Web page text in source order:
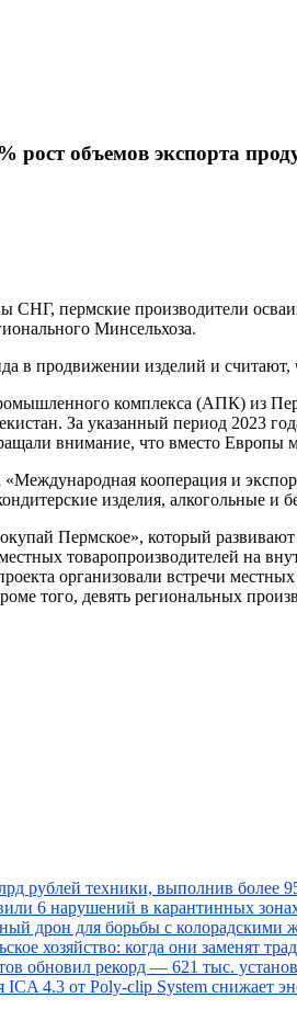
рост объемов экспорта
СНГ, пермские производители
Минсельхоза.
в продвижении изделий и
комплекса (АПК) из
За указанный период 2023
внимание, что вместо Европы
кооперация и
изделия, алкогольные и
Пермское», который
товаропроизводителей на
организовали встречи
того, девять региональных
рублей техники, выполнив более
6 нарушений в карантинных
дрон для борьбы с колорадскими
хозяйство: когда они заменят
рекорд — 621 тыс.
4.3 от Poly-clip System снижает